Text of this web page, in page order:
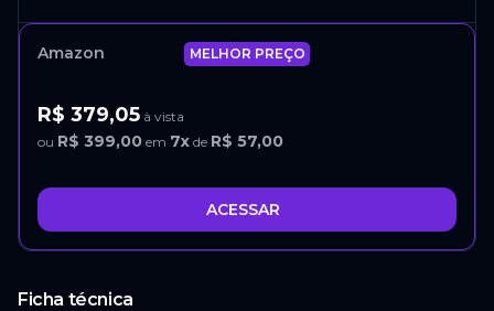
Amazon MELHOR PREÇO
R$ 379,05 à vista
ou R$ 399,00 em 7x de R$ 57,00
ACESSAR
Ficha técnica